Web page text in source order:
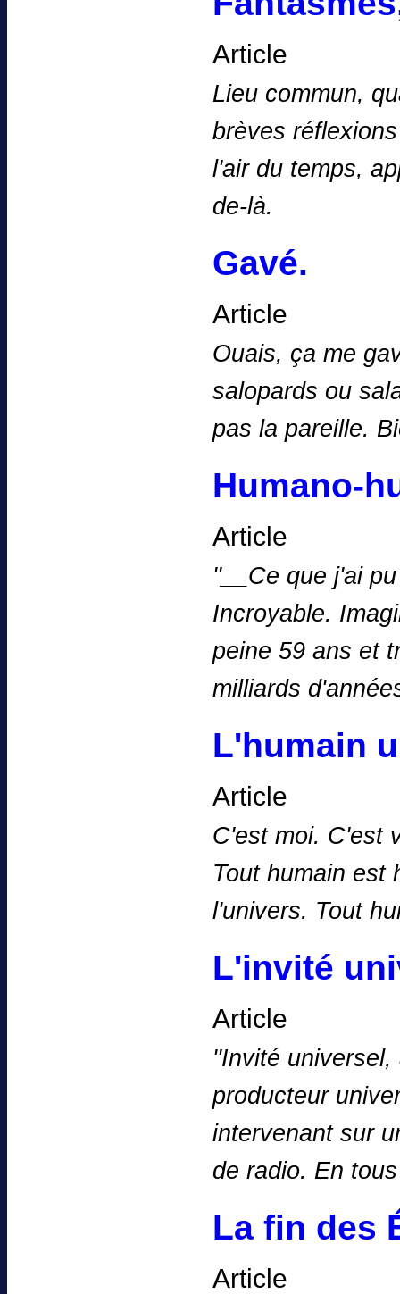
Article
Lieu commun,
brèves
l'air du temps,
de-là.
Gavé.
Article
Ouais, ça me
salopards ou
pas la pareille.
Humano-
Article
''__Ce que j'ai
Incroyable.
peine 59 ans et
milliards
L'humain
Article
C'est moi. C'est
Tout humain est
l'univers. Tout
L'invité
Article
''Invité
producteur
intervenant sur
de radio. En
La fin des
Article